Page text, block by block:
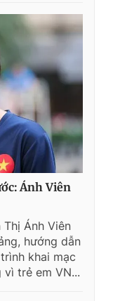
Ánh Viên
Ánh Viên
hướng dẫn
khai mạc
vì trẻ em VN...